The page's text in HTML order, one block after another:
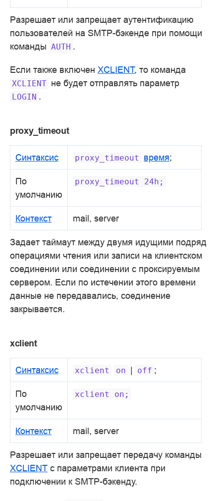
Разрешает или запрещает аутентификацию
пользователей на SMTP-бэкенде при помощи
команды AUTH .
Если также включен XCLIENT, то команда
XCLIENT не будет отправлять параметр
LOGIN .
proxy_timeout
Синтаксис proxy_timeout время;
По
умолчанию
proxy_timeout 24h;
Контекст mail, server
Задает таймаут между двумя идущими подряд
операциями чтения или записи на клиентском
соединении или соединении с проксируемым
сервером. Если по истечении этого времени
данные не передавались, соединение
закрывается.
xclient
Синтаксис xclient on | off ;
По
умолчанию
xclient on;
Контекст mail, server
Разрешает или запрещает передачу команды
XCLIENT с параметрами клиента при
подключении к SMTP-бэкенду.